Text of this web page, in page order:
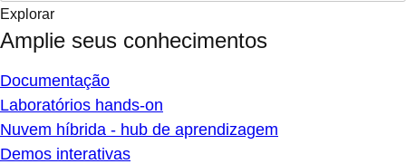
Explorar
Amplie seus conhecimentos
Documentação
Laboratórios hands-on
Nuvem híbrida - hub de aprendizagem
Demos interativas